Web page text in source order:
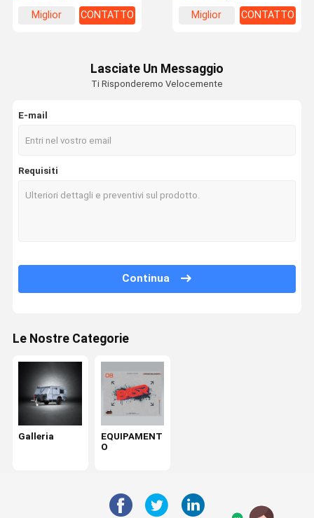
Preventivo
EQUIPAMENTO
Miglior
CONTATTO
Miglior
CONTATTO
Lasciate Un Messaggio
Ti Risponderemo Velocemente
E-mail
Requisiti
Continua
Le Nostre Categorie
Galleria
EQUIPAMENT
O